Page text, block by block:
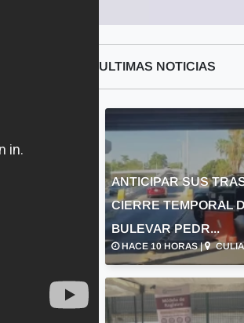
ULTIMAS NOTICIAS
ANTICIPAR SUS
CIERRE TEMPORAL
BULEVAR PEDR...
HACE 10 HORAS |